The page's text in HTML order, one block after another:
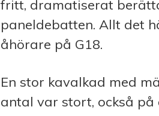
fritt, dramatiserat
paneldebatten. Allt det
åhörare på G18.
En stor kavalkad med
antal var stort, också